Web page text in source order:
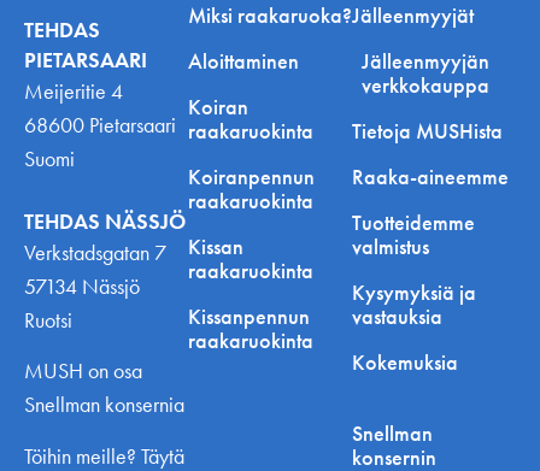
TEHDAS
PIETARSAARI
Meijeritie 4
68600 Pietarsaari
Suomi
TEHDAS NÄSSJÖ
Verkstadsgatan 7
57134 Nässjö
Ruotsi
MUSH on osa
Snellman konsernia
Töihin meille? Täytä
Miksi raakaruoka?
Aloittaminen
Koiran
raakaruokinta
Koiranpennun
raakaruokinta
Kissan
raakaruokinta
Kissanpennun
raakaruokinta
Jälleenmyyjät
Jälleenmyyjän
verkkokauppa
Tietoja MUSHista
Raaka-aineemme
Tuotteidemme
valmistus
Kysymyksiä ja
vastauksia
Kokemuksia
Snellman
konsernin